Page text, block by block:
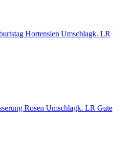
Umschlagk. LR
Umschlagk. LR Gute